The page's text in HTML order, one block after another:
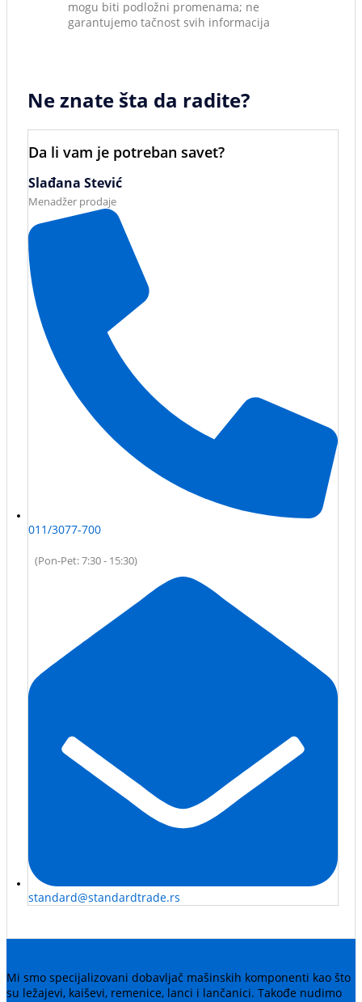
mogu biti podložni promenama; ne
garantujemo tačnost svih informacija
Ne znate šta da radite?
Da li vam je potreban savet?
Slađana Stević
Menadžer prodaje
011/3077-700
(Pon-Pet: 7:30 - 15:30)
standard@standardtrade.rs
Mi smo specijalizovani dobavljač mašinskih komponenti kao što
su ležajevi, kaiševi, remenice, lanci i lančanici. Takođe nudimo